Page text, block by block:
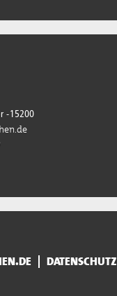
-15200
DATENSCHUTZ